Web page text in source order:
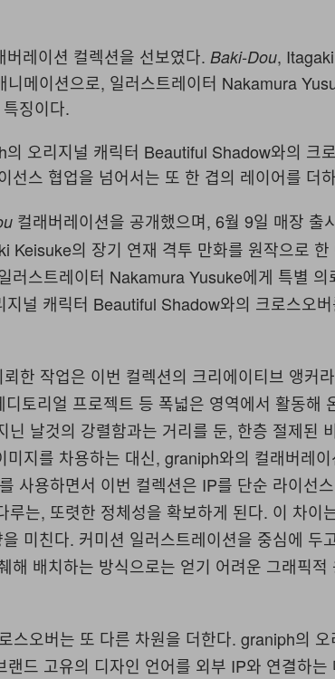
레이션 컬렉션을 선보였다. Baki-Dou,
니메이션으로, 일러스트레이터 Nakamura
징이다.
오리지널 캐릭터 Beautiful Shadow와의 크
선스 협업을 넘어서는 또 한 겹의 레이어를 더
컬래버레이션을 공개했으며, 6월 9일 매장 출
Keisuke의 장기 연재 격투 만화를 원작으로 한
러스트레이터 Nakamura Yusuke에게 특별 의
널 캐릭터 Beautiful Shadow와의 크로스오
한 작업은 이번 컬렉션의 크리에이티브 앵커
토리얼 프로젝트 등 폭넓은 영역에서 활동해
닌 날것의 강렬함과는 거리를 둔, 한층 절제된
미지를 차용하는 대신, graniph와의 컬래버레
사용하면서 이번 컬렉션은 IP를 단순 라이선
루는, 또렷한 정체성을 확보하게 된다. 이 차이
미친다. 커미션 일러스트레이션을 중심에 두
해 배치하는 방식으로는 얻기 어려운 그래픽적
스오버는 또 다른 차원을 더한다. graniph의 오
드 고유의 디자인 언어를 외부 IP와 연결하는